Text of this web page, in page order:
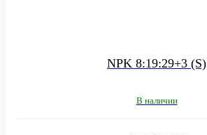
NPK 8:19:29+3 (S)
В наличии